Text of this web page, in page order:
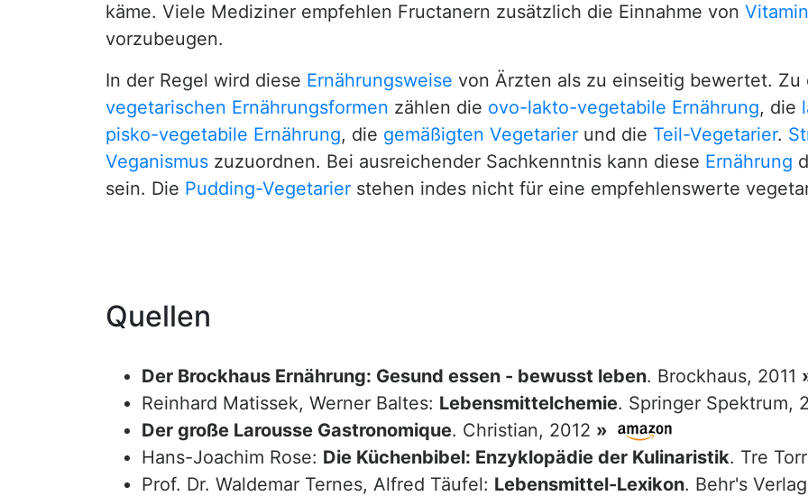
käme. Viele Mediziner empfehlen Fructanern zusätzlich die Einnahme von
vorzubeugen.
In der Regel wird diese Ernährungsweise von Ärzten als zu einseitig bewertet.
vegetarischen Ernährungsformen zählen die ovo-lakto-vegetabile Ernährung, die
pisko-vegetabile Ernährung, die gemäßigten Vegetarier und die Teil-Vegetarier.
Veganismus zuzuordnen. Bei ausreichender Sachkenntnis kann diese Ernährung
sein. Die Pudding-Vegetarier stehen indes nicht für eine empfehlenswerte
Quellen
Der Brockhaus Ernährung: Gesund essen - bewusst leben. Brockhaus, 2011
Reinhard Matissek, Werner Baltes: Lebensmittelchemie. Springer Spektrum,
Der große Larousse Gastronomique. Christian, 2012 »
Hans-Joachim Rose: Die Küchenbibel: Enzyklopädie der Kulinaristik. Tre
Prof. Dr. Waldemar Ternes, Alfred Täufel: Lebensmittel-Lexikon. Behr's